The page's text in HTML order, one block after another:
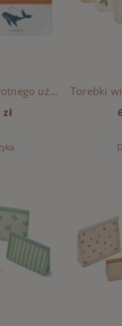
Torebki wielokrotnego użytku Clive Liewood - SEA CREATURE / SANDY